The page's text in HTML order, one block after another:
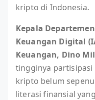
kripto di Indonesia.
Kepala
Keuangan Digital
Keuangan, Dino
tingginya
kripto belum
literasi finansial